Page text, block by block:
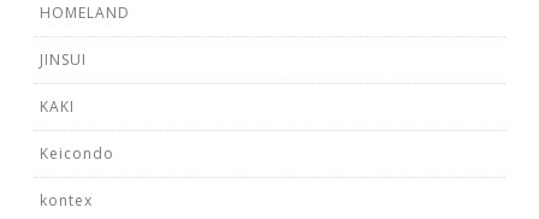
HOMELAND
JINSUI
KAKI
Keicondo
kontex